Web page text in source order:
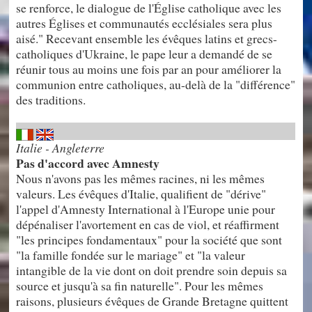
se renforce, le dialogue de l'Église catholique avec les
autres Églises et communautés ecclésiales sera plus
aisé." Recevant ensemble les évêques latins et grecs-
catholiques d'Ukraine, le pape leur a demandé de se
réunir tous au moins une fois par an pour améliorer la
communion entre catholiques, au-delà de la "différence"
des traditions.
Italie - Angleterre
Pas d'accord avec Amnesty
Nous n'avons pas les mêmes racines, ni les mêmes
valeurs. Les évêques d'Italie, qualifient de "dérive"
l'appel d'Amnesty International à l'Europe unie pour
dépénaliser l'avortement en cas de viol, et réaffirment
"les principes fondamentaux" pour la société que sont
"la famille fondée sur le mariage" et "la valeur
intangible de la vie dont on doit prendre soin depuis sa
source et jusqu'à sa fin naturelle". Pour les mêmes
raisons, plusieurs évêques de Grande Bretagne quittent